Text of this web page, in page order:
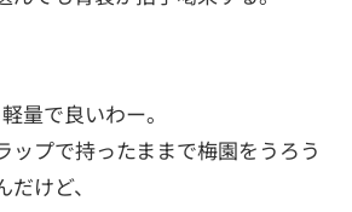
量で良いわー。
ップで持ったままで梅園をうろう
けど、